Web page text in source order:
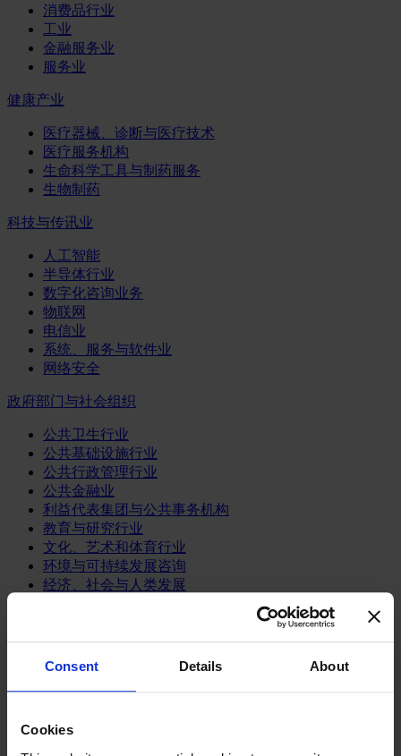
Consent Details About
Cookies
消费品行业
工业
金融服务业
服务业
健康产业
医疗器械、诊断与医疗技术
医疗服务机构
生命科学工具与制药服务
生物制药
科技与传讯业
人工智能
半导体行业
数字化咨询业务
物联网
电信业
系统、服务与软件业
网络安全
政府部门与社会组织
公共卫生行业
公共基础设施行业
公共行政管理行业
公共金融业
利益代表集团与公共事务机构
教育与研究行业
文化、艺术和体育行业
环境与可持续发展咨询
经济、社会与人类发展
媒体和娱乐业
消费品
餐饮、旅游与酒店业